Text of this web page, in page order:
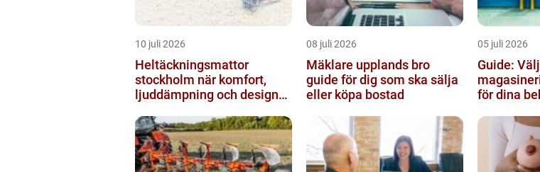
10 juli 2026
Heltäckningsmattor
stockholm när komfort,
ljuddämpning och design
08 juli 2026
Mäklare upplands bro
guide för dig som ska sälja
eller köpa bostad
05 juli 2026
Guide:
för dina